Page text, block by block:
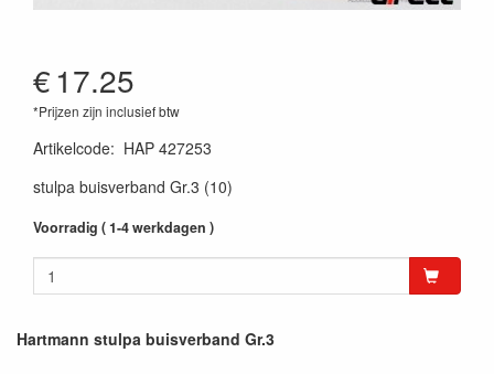
€17.25
*Prijzen zijn inclusief btw
Artikelcode: HAP 427253
stulpa buisverband Gr.3 (10)
Voorradig ( 1-4 werkdagen )
Hartmann stulpa buisverband Gr.3